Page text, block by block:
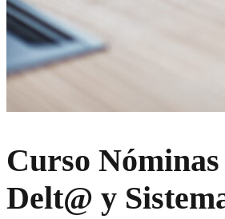
Curso
Delt@ y